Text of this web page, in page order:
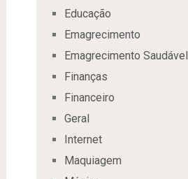
Educação
Emagrecimento
Emagrecimento Saudável
Finanças
Financeiro
Geral
Internet
Maquiagem